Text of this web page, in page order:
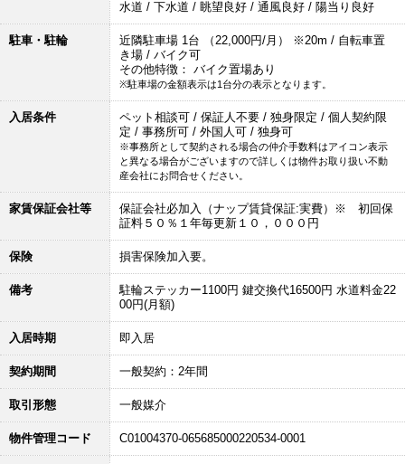
水道 / 下水道 / 眺望良好 / 通風良好 / 陽当り良好
駐車・駐輪
近隣駐車場 1台 （22,000円/月） ※20m / 自転車置
き場 / バイク可
その他特徴： バイク置場あり
※駐車場の金額表示は1台分の表示となります。
入居条件
ペット相談可 / 保証人不要 / 独身限定 / 個人契約限
定 / 事務所可 / 外国人可 / 独身可
※事務所として契約される場合の仲介手数料はアイコン表示
と異なる場合がございますので詳しくは物件お取り扱い不動
産会社にお問合せください。
家賃保証会社等
保証会社必加入（ナップ賃貸保証:実費）※ 初回保
証料５０％１年毎更新１０，０００円
保険 損害保険加入要。
備考
駐輪ステッカー1100円 鍵交換代16500円 水道料金22
00円(月額)
入居時期 即入居
契約期間 一般契約：2年間
取引形態 一般媒介
物件管理コード C01004370-065685000220534-0001